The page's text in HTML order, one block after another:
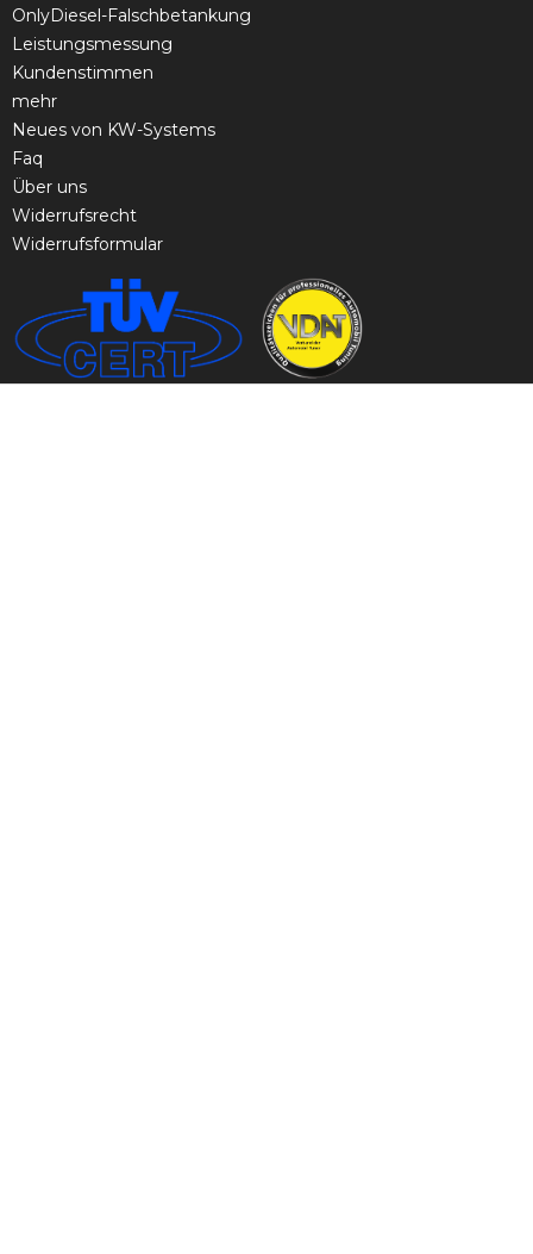
OnlyDiesel-Falschbetankung
Leistungsmessung
Kundenstimmen
mehr
Neues von KW-Systems
Faq
Über uns
Widerrufsrecht
Widerrufsformular